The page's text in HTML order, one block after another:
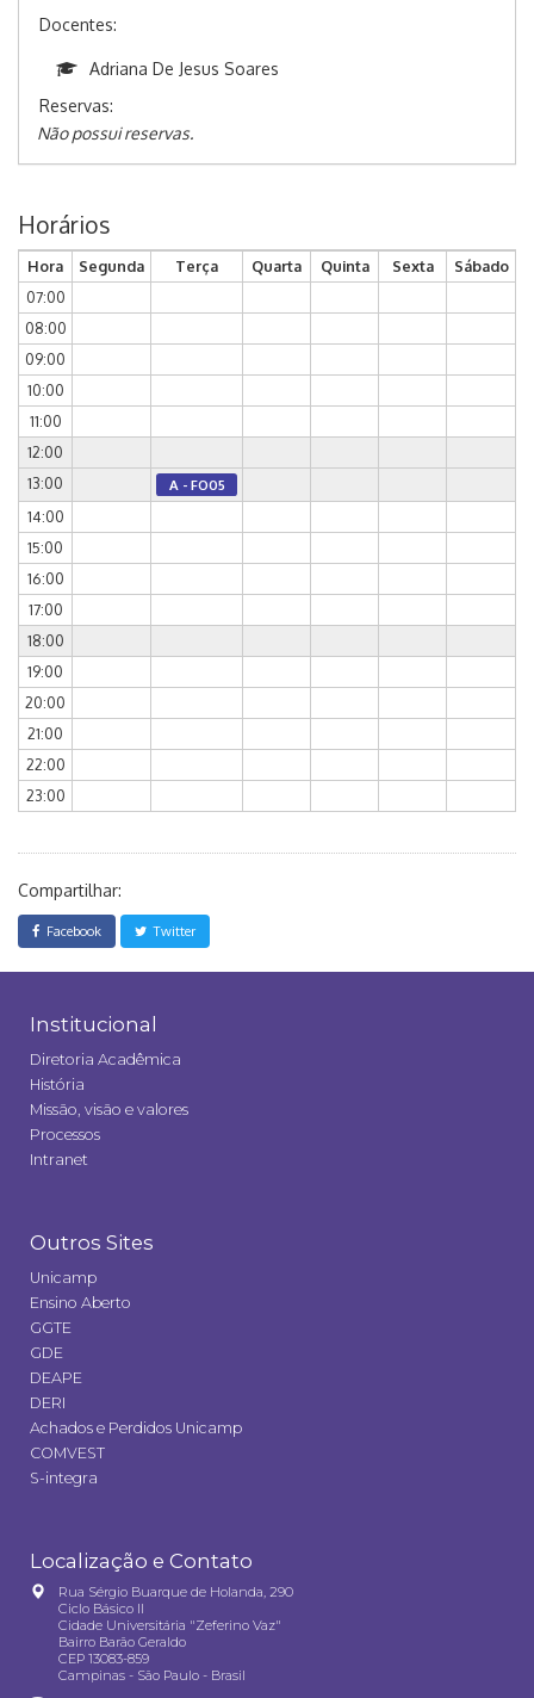
Docentes:
Adriana De Jesus Soares
Reservas:
Não possui reservas.
Horários
Hora Segunda Terça Quarta Quinta Sexta
Sábado
07:00
08:00
09:00
10:00
11:00
12:00
13:00
A - FO05
14:00
15:00
16:00
17:00
18:00
19:00
20:00
21:00
22:00
23:00
Compartilhar:
Facebook Twitter
Institucional
Diretoria Acadêmica
História
Missão, visão e valores
Processos
Intranet
Outros Sites
Unicamp
Ensino Aberto
GGTE
GDE
DEAPE
DERI
Achados e Perdidos Unicamp
COMVEST
S-integra
Localização e Contato
Rua Sérgio Buarque de Holanda, 290
Ciclo Básico II
Cidade Universitária "Zeferino Vaz"
Bairro Barão Geraldo
CEP 13083-859
Campinas - São Paulo - Brasil